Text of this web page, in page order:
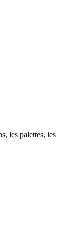
les palettes, les